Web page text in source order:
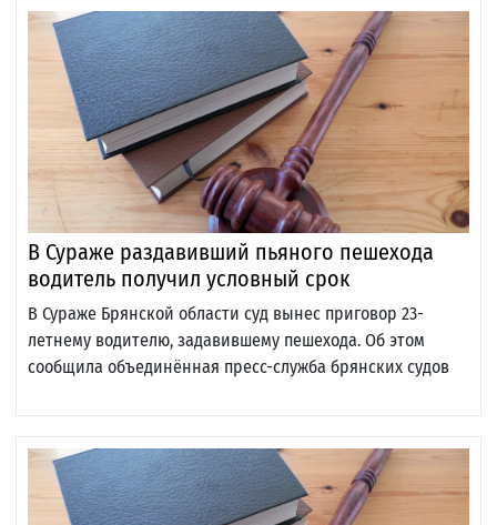
В Сураже раздавивший пьяного пешехода
водитель получил условный срок
В Сураже Брянской области суд вынес приговор 23-
летнему водителю, задавившему пешехода. Об этом
сообщила объединённая пресс-служба брянских судов